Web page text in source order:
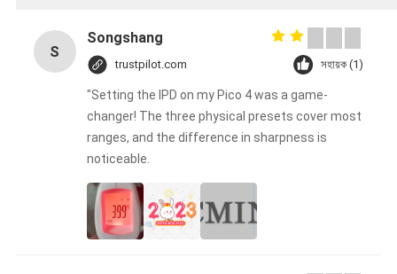
S
Songshang
trustpilot.com সহায়ক (1)
"Setting the IPD on my Pico 4 was a game-
changer! The three physical presets cover most
ranges, and the difference in sharpness is
noticeable.